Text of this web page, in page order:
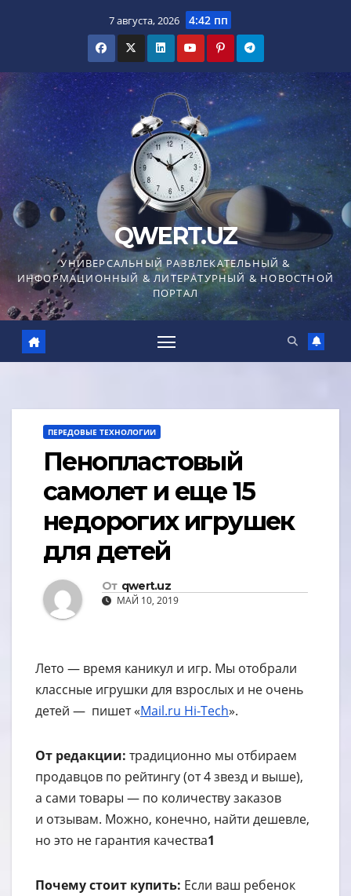
7 августа, 2026 4:42 пп
QWERT.UZ
УНИВЕРСАЛЬНЫЙ РАЗВЛЕКАТЕЛЬНЫЙ &
ИНФОРМАЦИОННЫЙ & ЛИТЕРАТУРНЫЙ & НОВОСТНОЙ
ПОРТАЛ
ПЕРЕДОВЫЕ ТЕХНОЛОГИИ
Пенопластовый
самолет и еще 15
недорогих игрушек
для детей
От qwert.uz
МАЙ 10, 2019
Лето — время каникул и игр. Мы отобрали
классные игрушки для взрослых и не очень
детей — пишет «Mail.ru Hi-Tech».
От редакции: традиционно мы отбираем
продавцов по рейтингу (от 4 звезд и выше),
а сами товары — по количеству заказов
и отзывам. Можно, конечно, найти дешевле,
но это не гарантия качества1
Почему стоит купить: Если ваш ребенок